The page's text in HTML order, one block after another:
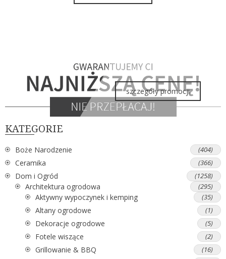
szczegóły promocji
KATEGORIE
Boże Narodzenie (404)
Ceramika (366)
Dom i Ogród (1258)
Architektura ogrodowa (295)
Aktywny wypoczynek i kemping (35)
Altany ogrodowe (1)
Dekoracje ogrodowe (5)
Fotele wiszące (2)
Grillowanie & BBQ (16)